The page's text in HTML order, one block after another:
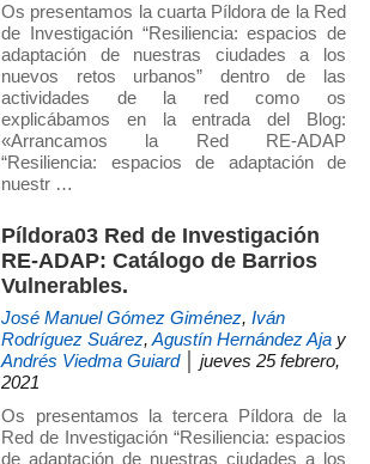
Os presentamos la cuarta Píldora de la Red
de Investigación “Resiliencia: espacios de
adaptación de nuestras ciudades a los
nuevos retos urbanos” dentro de las
actividades de la red como os
explicábamos en la entrada del Blog:
«Arrancamos la Red RE-ADAP
“Resiliencia: espacios de adaptación de
nuestr …
Píldora03 Red de Investigación
RE-ADAP: Catálogo de Barrios
Vulnerables.
José Manuel Gómez Giménez, Iván
Rodríguez Suárez, Agustín Hernández Aja y
Andrés Viedma Guiard│ jueves 25 febrero,
2021
Os presentamos la tercera Píldora de la
Red de Investigación “Resiliencia: espacios
de adaptación de nuestras ciudades a los